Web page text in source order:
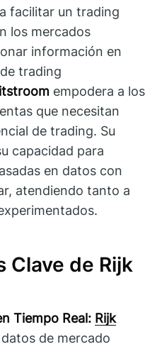
facilitar un trading
los mercados
información en
trading
empodera a los
que necesitan
de trading. Su
capacidad para
en datos con
atendiendo tanto a
Clave de Rijk
Tiempo Real: Rijk
de mercado